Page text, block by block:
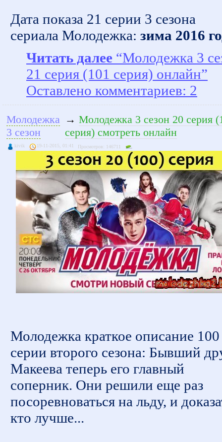
Дата показа 21 серии 3 сезона
сериала Молодежка: зима 2016
Читать далее “Молодежка 3
21 серия (101 серия) онлайн”
Оставлено комментариев: 2
Молодежка
3 сезон
→ Молодежка 3 сезон 20 серия
серия) смотреть онлайн
kivik 19-11-2015, 01:41 Просмотров: 146711
Молодежка краткое описание 100
серии второго сезона: Бывший
Макеева теперь его главный
соперник. Они решили еще раз
посоревноваться на льду, и
кто лучше...